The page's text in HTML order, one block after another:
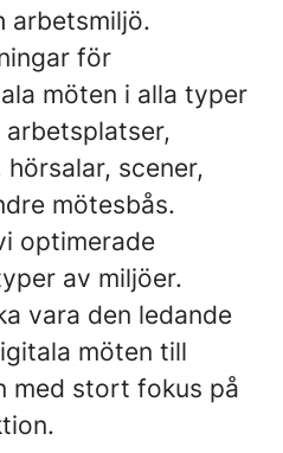
arbetsmiljö.
för
möten i alla typer
scener,
mötesbås.
optimerade
av miljöer.
vara den ledande
möten till
med stort fokus på